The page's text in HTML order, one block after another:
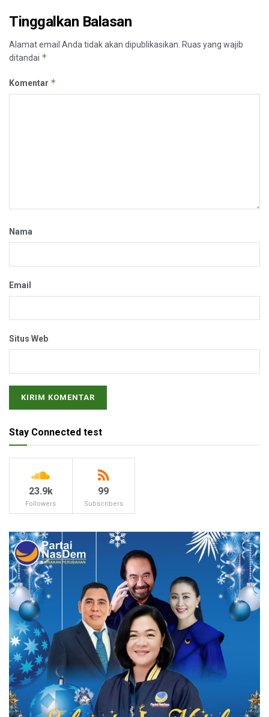
Tinggalkan Balasan
Alamat email Anda tidak akan dipublikasikan. Ruas yang wajib
ditandai *
Komentar *
Nama
Email
Situs Web
Stay Connected test
23.9k
Followers
99
Subscribers